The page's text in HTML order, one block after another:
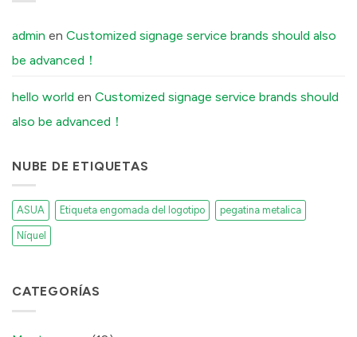
Aluminum
Stickers
Off
Our
Factory
It)
admin en Customized signage service brands should also
be advanced！
hello world en Customized signage service brands should
also be advanced！
NUBE DE ETIQUETAS
ASUA Etiqueta engomada del logotipo pegatina metalica
Níquel
CATEGORÍAS